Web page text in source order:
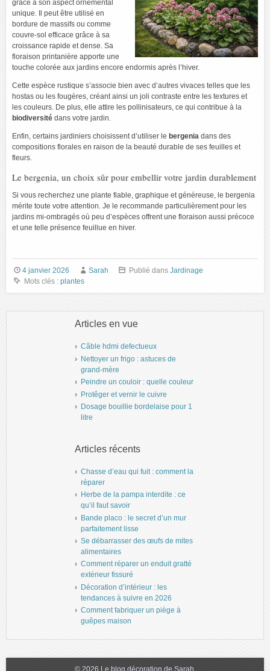
grâce à son aspect ornemental
unique. Il peut être utilisé en
bordure de massifs ou comme
couvre-sol efficace grâce à sa
croissance rapide et dense. Sa
floraison printanière apporte une
touche colorée aux jardins encore endormis après l’hiver.
Cette espèce rustique s’associe bien avec d’autres vivaces telles que les
hostas ou les fougères, créant ainsi un joli contraste entre les textures et
les couleurs. De plus, elle attire les pollinisateurs, ce qui contribue à la
biodiversité dans votre jardin.
Enfin, certains jardiniers choisissent d’utiliser le bergenia dans des
compositions florales en raison de la beauté durable de ses feuilles et
fleurs.
Le bergenia, un choix sûr pour embellir votre jardin durablement
Si vous recherchez une plante fiable, graphique et généreuse, le bergenia
mérite toute votre attention. Je le recommande particulièrement pour les
jardins mi-ombragés où peu d’espèces offrent une floraison aussi précoce
et une telle présence feuillue en hiver.
4 janvier 2026 Sarah Publié dansJardinage
Mots clés : plantes
Articles en vue
Câble hdmi defectueux
Nettoyer un frigo : astuces de
grand-mère
Peindre un couloir : quelle couleur
Protêger et vernir le cuivre
Dosage bouillie bordelaise pour 1
litre
Articles récents
Chasse d’eau qui fuit : comment la
réparer
Herbe de la pampa interdite : ce
qu’il faut savoir
Bande placo : le secret d’un mur
parfaitement lisse
Se débarrasser des œufs de mites
alimentaires
Comment réparer un enduit gratté
extérieur fissuré
Décoration d’intérieur : les
tendances à suivre en 2026
Comment fabriquer un piège à
guêpes maison